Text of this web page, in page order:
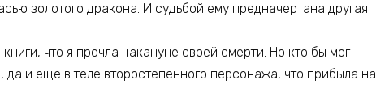
золотого дракона. И судьбой ему предначертана другая
что я прочла накануне своей смерти. Но кто бы мог
да и еще в теле второстепенного персонажа, что прибыла на